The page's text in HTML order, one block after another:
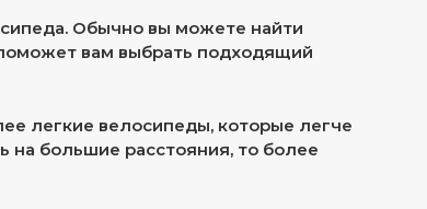
Обычно вы можете найти
вам выбрать подходящий
легкие велосипеды, которые легче
на большие расстояния, то более